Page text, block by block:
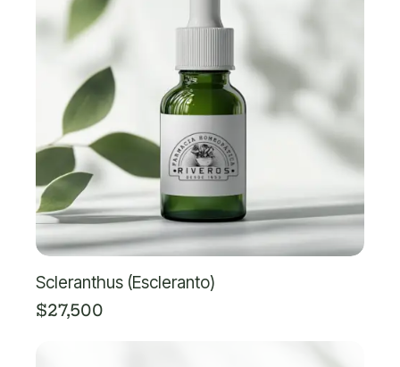
Scleranthus (Escleranto)
$27,500